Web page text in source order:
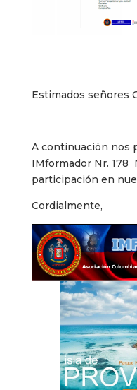
Estimados señores
A continuación nos
IMformador Nr. 178
participación en
Cordialmente,